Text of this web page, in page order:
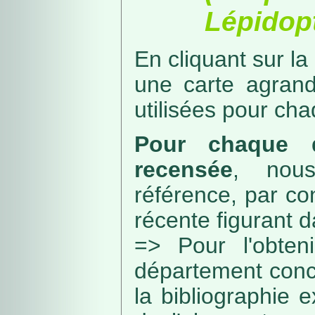
En cliquant sur
une carte
utilisées pour
Pour chaque
recensée,
référence, par
récente figurant
=> Pour
département
la bibliographie